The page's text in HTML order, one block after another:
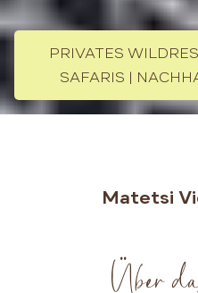
PRIVATES
SAFARIS |
Matetsi